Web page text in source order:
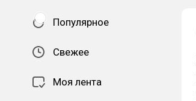
Популярное
Свежее
Моя лента